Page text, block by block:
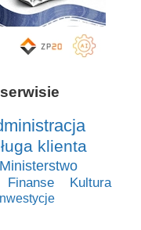
klienta
Ministerstwo
Finanse Kultura